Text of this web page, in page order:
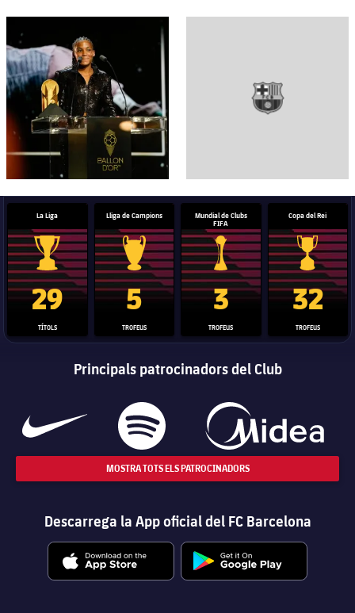
La Liga
Trofeu de la Liga
29
TÍTOLS
Lliga de Campions
Trofeu de la Lliga de Campions
5
TROFEUS
Mundial de Clubs
FIFA
Trofeu del Mundial de Clubs
3
TROFEUS
Copa del Rei
Copa del
32
TROFEUS
Principals patrocinadors del Club
MOSTRA TOTS ELS PATROCINADORS
Descarrega la App oficial del FC Barcelona